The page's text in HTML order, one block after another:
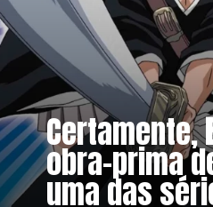
Certamente,
obra-prima
uma das